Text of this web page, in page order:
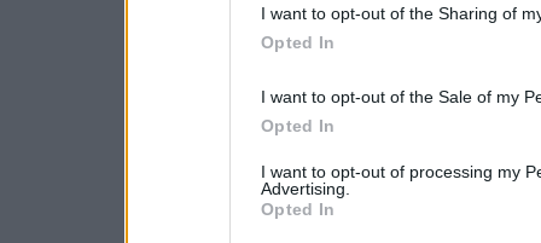
I want to opt-out of the Sharing of
Opted In
I want to opt-out of the Sale of my
Opted In
I want to opt-out of processing my
Advertising.
Opted In